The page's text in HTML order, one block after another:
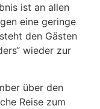
ist an allen
eine geringe
den Gästen
wieder zur
über den
Reise zum